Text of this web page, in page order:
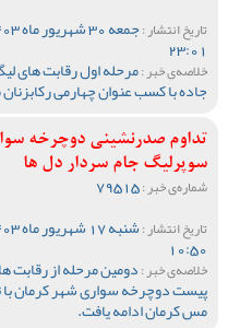
تاریخ انتشار :
23:01
خلاصه‌ی خبر :مرحله اول رقابت های
جاده با کسب عنوان چهارمی
تداوم صدرنشینی دوچرخه
سوپرلیگ جام سردار دل ها
شماره‌ی خبر :
تاریخ انتشار :
10:50
خلاصه‌ی خبر :دومین مرحله از
پیست دوچرخه سواری شهر کرمان
مس کرمان ادامه یافت.